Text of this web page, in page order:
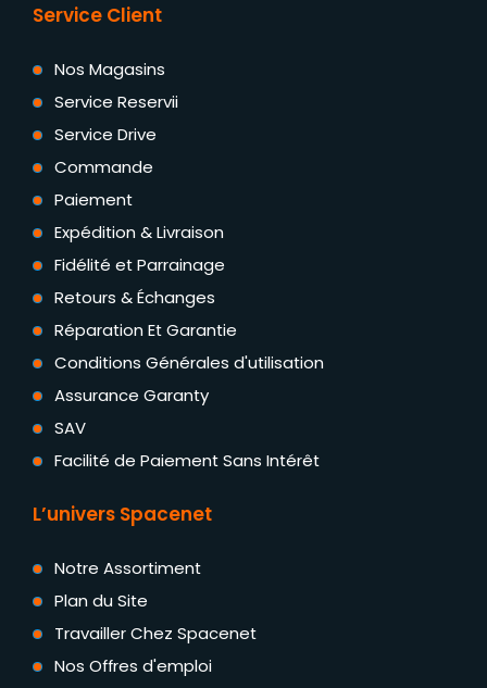
Service Client
Nos Magasins
Service Reservii
Service Drive
Commande
Paiement
Expédition & Livraison
Fidélité et Parrainage
Retours & Échanges
Réparation Et Garantie
Conditions Générales d'utilisation
Assurance Garanty
SAV
Facilité de Paiement Sans Intérêt
L’univers Spacenet
Notre Assortiment
Plan du Site
Travailler Chez Spacenet
Nos Offres d'emploi